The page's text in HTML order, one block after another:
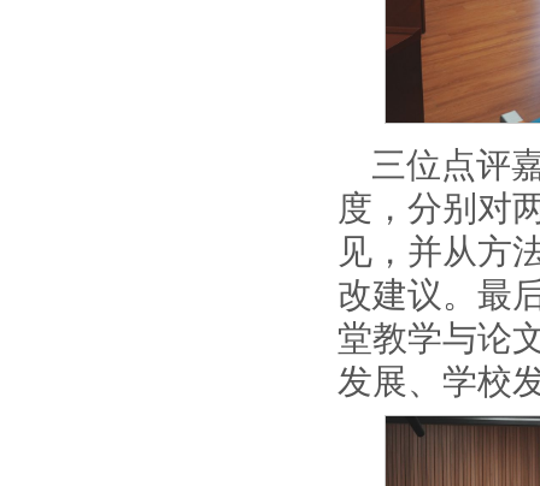
三位点评
度，分别对
见，并从方
改建议。最
堂教学与论
发展、学校